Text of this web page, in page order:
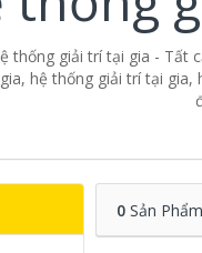
thống giải trí tại gia - Tất
gia, hệ thống giải trí tại
0Sản Phẩm